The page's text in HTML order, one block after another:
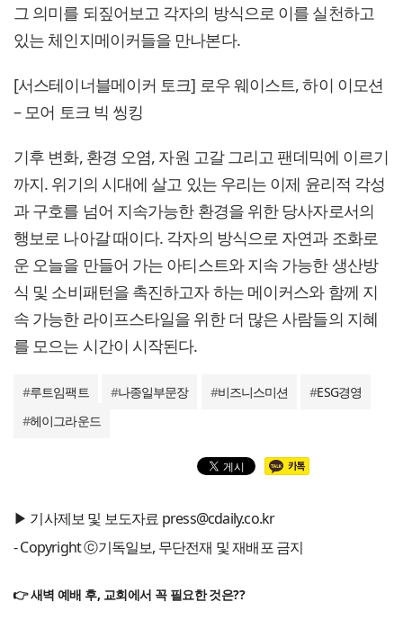
그 의미를 되짚어보고 각자의 방식으로 이를 실천하고
있는 체인지메이커들을 만나본다.
[서스테이너블메이커 토크] 로우 웨이스트, 하이 이모션
– 모어 토크 빅 씽킹
기후 변화, 환경 오염, 자원 고갈 그리고 팬데믹에 이르기
까지. 위기의 시대에 살고 있는 우리는 이제 윤리적 각성
과 구호를 넘어 지속가능한 환경을 위한 당사자로서의
행보로 나아갈 때이다. 각자의 방식으로 자연과 조화로
운 오늘을 만들어 가는 아티스트와 지속 가능한 생산방
식 및 소비패턴을 촉진하고자 하는 메이커스와 함께 지
속 가능한 라이프스타일을 위한 더 많은 사람들의 지혜
를 모으는 시간이 시작된다.
#루트임팩트 #나종일부문장 #비즈니스미션 #ESG경영
#헤이그라운드
▶ 기사제보 및 보도자료 press@cdaily.co.kr
- Copyright ⓒ기독일보, 무단전재 및 재배포 금지
👉 새벽 예배 후, 교회에서 꼭 필요한 것은??